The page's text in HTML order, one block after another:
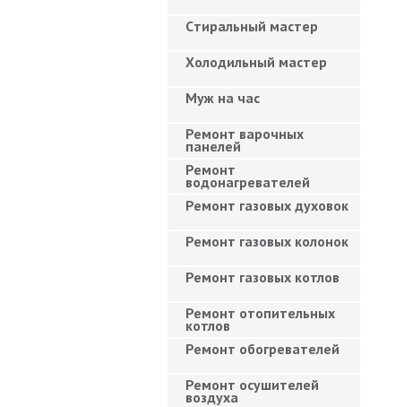
Cтиральный мастер
Холодильный мастер
Муж на час
Ремонт варочных
панелей
Ремонт
водонагревателей
Ремонт газовых духовок
Ремонт газовых колонок
Ремонт газовых котлов
Ремонт отопительных
котлов
Ремонт обогревателей
Ремонт осушителей
воздуха